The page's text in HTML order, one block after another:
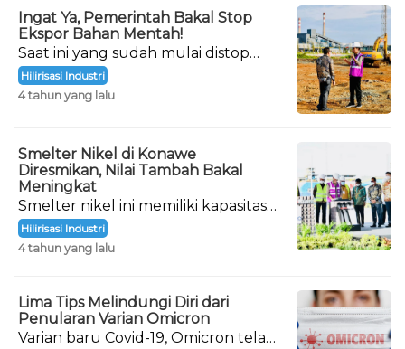
Ingat Ya, Pemerintah Bakal Stop
Ekspor Bahan Mentah!
Saat ini yang sudah mulai distop
adalah nikel. Nantinya, penghentian
ekspor berikutnya adalah bahan
Hilirisasi Industri
4 tahun yang lalu
Smelter Nikel di Konawe
Diresmikan, Nilai Tambah Bakal
Meningkat
Smelter nikel ini memiliki kapasitas
produksi 1,8 juta ton per tahun.
Hilirisasi Industri
4 tahun yang lalu
Lima Tips Melindungi Diri dari
Penularan Varian Omicron
Varian baru Covid-19, Omicron telah